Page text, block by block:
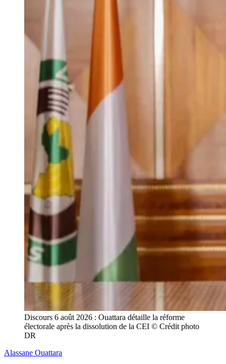
Discours 6 août 2026 : Ouattara détaille la réforme
électorale après la dissolution de la CEI © Crédit photo
DR
Alassane Ouattara